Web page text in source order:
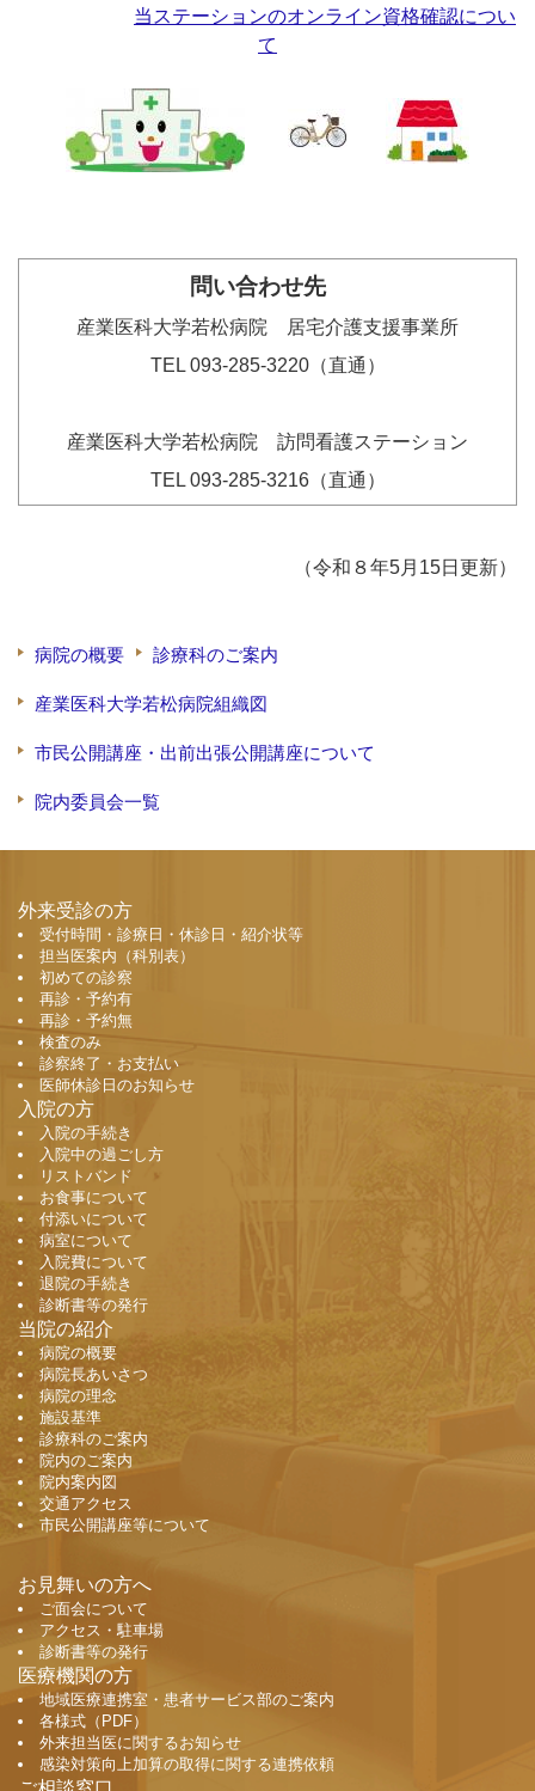
病院の概要 診療科のご案内
産業医科大学若松病院組織図
市民公開講座・出前出張公開講座について
院内委員会一覧
当ステーションのオンライン資格確認につい
て
問い合わせ先
産業医科大学若松病院 居宅介護支援事業所
TEL 093-285-3220（直通）
産業医科大学若松病院 訪問看護ステーション
TEL 093-285-3216（直通）
（令和８年5月15日更新）
外来受診の方
受付時間・診療日・休診日・紹介状等
担当医案内（科別表）
初めての診察
再診・予約有
再診・予約無
検査のみ
診察終了・お支払い
医師休診日のお知らせ
入院の方
入院の手続き
入院中の過ごし方
リストバンド
お食事について
付添いについて
病室について
入院費について
退院の手続き
診断書等の発行
当院の紹介
病院の概要
病院長あいさつ
病院の理念
施設基準
診療科のご案内
院内のご案内
院内案内図
交通アクセス
市民公開講座等について
お見舞いの方へ
ご面会について
アクセス・駐車場
診断書等の発行
医療機関の方
地域医療連携室・患者サービス部のご案内
各様式（PDF）
外来担当医に関するお知らせ
感染対策向上加算の取得に関する連携依頼